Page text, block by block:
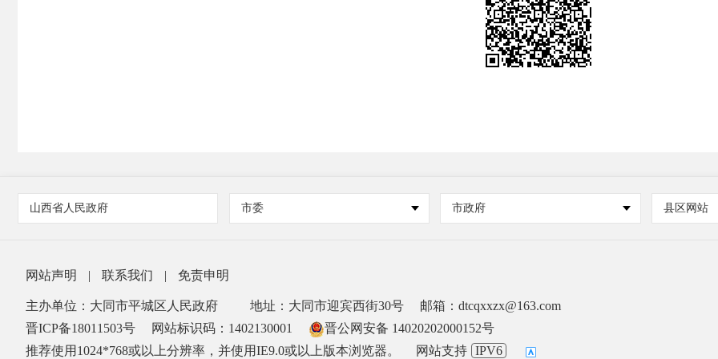
山西省人民政府 市委 市政府 县区网站
网站声明 | 联系我们 | 免责申明
主办单位：大同市平城区人民政府 地址：大同市迎宾西街30号
邮箱：dtcqxxzx@163.com
晋ICP备18011503号
网站标识码：1402130001
晋公网安备 14020202000152号
推荐使用1024*768或以上分辨率，并使用IE9.0或以上版本浏览器。
网站支持 IPV6